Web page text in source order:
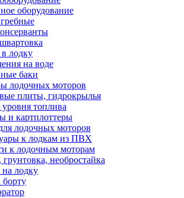
оборудование
лодку
на воде
баки
лодочных моторов
плиты, гидрокрылья
топлива
и картплоттеры
лодочных моторов
к лодкам из ПВХ
к лодочным моторам
грунтовка, необростайка
лодку
борту